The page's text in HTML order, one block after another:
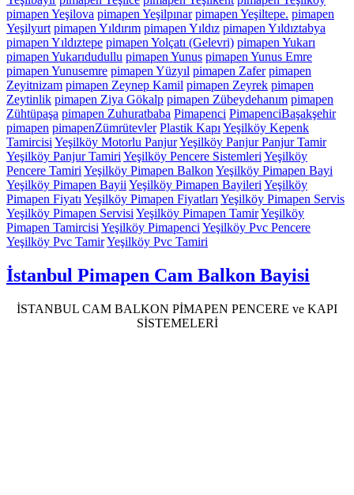
pimapen Yeşilova pimapen Yeşilpınar pimapen Yeşiltepe. pimapen
Yeşilyurt pimapen Yıldırım pimapen Yıldız pimapen Yıldıztabya
pimapen Yıldıztepe pimapen Yolçatı (Gelevri) pimapen Yukarı
pimapen Yukarıdudullu pimapen Yunus pimapen Yunus Emre
pimapen Yunusemre pimapen Yüzyıl pimapen Zafer pimapen
Zeyitnizam pimapen Zeynep Kamil pimapen Zeyrek pimapen
Zeytinlik pimapen Ziya Gökalp pimapen Zübeydehanım pimapen
Zühtüpaşa pimapen Zuhuratbaba Pimapenci PimapenciBaşakşehir
pimapen pimapenZümrütevler Plastik Kapı Yeşilköy Kepenk
Tamircisi Yeşilköy Motorlu PanjurYeşilköy Panjur Panjur Tamir
Yeşilköy Panjur Tamiri Yeşilköy Pencere Sistemleri Yeşilköy
Pencere Tamiri Yeşilköy Pimapen Balkon Yeşilköy Pimapen Bayi
Yeşilköy Pimapen Bayii Yeşilköy Pimapen Bayileri Yeşilköy
Pimapen Fiyatı Yeşilköy Pimapen Fiyatları Yeşilköy Pimapen Servis
Yeşilköy Pimapen Servisi Yeşilköy Pimapen TamirYeşilköy
Pimapen Tamircisi Yeşilköy Pimapenci Yeşilköy Pvc Pencere
Yeşilköy Pvc TamirYeşilköy Pvc Tamiri
İstanbul Pimapen Cam Balkon Bayisi
İSTANBUL CAM BALKON PİMAPEN PENCERE ve KAPI
SİSTEMELERİ